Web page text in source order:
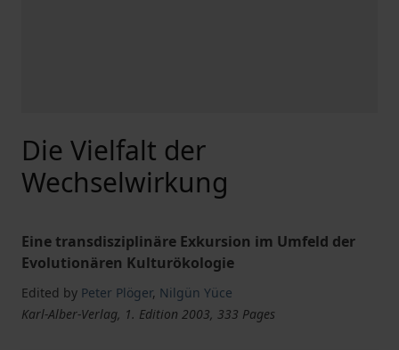
Die Vielfalt der
Wechselwirkung
Eine transdisziplinäre Exkursion im Umfeld der
Evolutionären Kulturökologie
Edited by Peter Plöger, Nilgün Yüce
Karl-Alber-Verlag, 1. Edition 2003, 333 Pages